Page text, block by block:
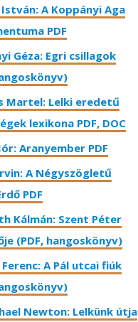
A Koppányi Aga
PDF
Géza: Egri csillagok
Martel: Lelki eredetű
lexikona PDF, DOC
Aranyember PDF
A Négyszögletű
PDF
Kálmán: Szent Péter
(PDF, hangoskönyv)
A Pál utcai fiúk
Newton: Lelkünk útja